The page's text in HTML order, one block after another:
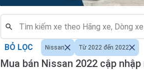
Mua bán Nissan 2022 cập
BỎ LỌC Nissan Từ 2022 đến 2022